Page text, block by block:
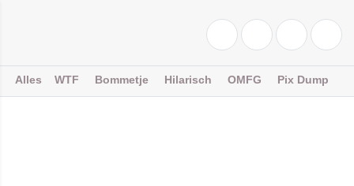
Alles WTF Bommetje Hilarisch OMFG Pix Dump